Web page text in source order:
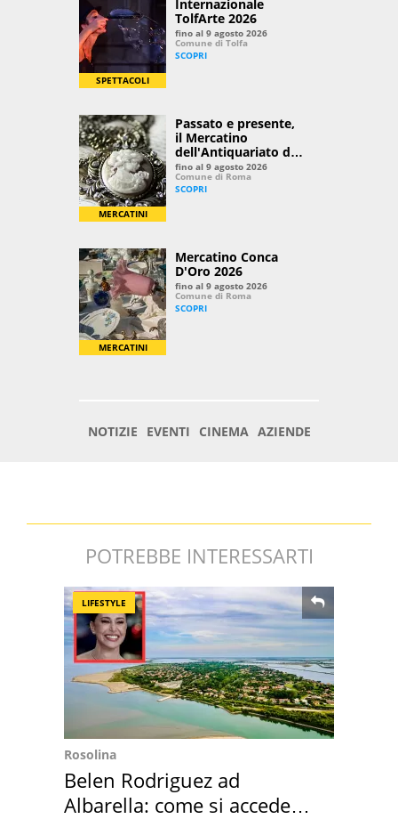
POTREBBE INTERESSARTI
LIFESTYLE
Rosolina
Belen Rodriguez ad
Albarella: come si accede